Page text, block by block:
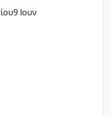
9 Ιουν